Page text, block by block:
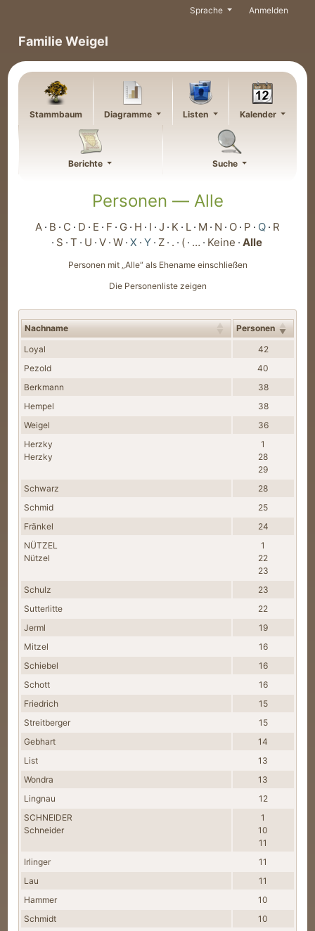
Familie Weigel
Sprache Anmelden
Stammbaum Diagramme Listen Kalender
Berichte Suche
Personen — Alle
A B C D E F G H I J K L M N O P Q R
S T U V W X Y Z . ( … Keine Alle
Personen mit „Alle“ als Ehename einschließen
Die Personenliste zeigen
Nachnamen
Nachname
Personen
Loyal
42
Pezold
40
Berkmann
38
Hempel
38
Weigel
36
Herzky
Herzky
1
28
29
Schwarz
28
Schmid
25
Fränkel
24
NÜTZEL
Nützel
1
22
23
Schulz
23
Sutterlitte
22
Jerml
19
Mitzel
16
Schiebel
16
Schott
16
Friedrich
15
Streitberger
15
Gebhart
14
List
13
Wondra
13
Lingnau
12
SCHNEIDER
Schneider
1
10
11
Irlinger
11
Lau
11
Hammer
10
Schmidt
10